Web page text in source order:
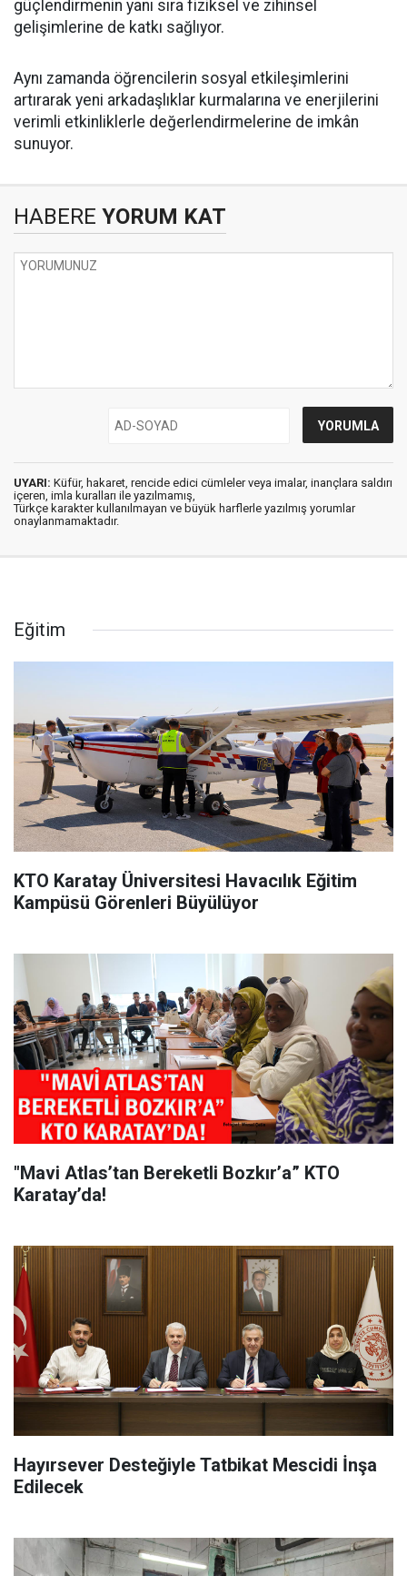
güçlendirmenin yanı sıra fiziksel ve zihinsel
gelişimlerine de katkı sağlıyor.
Aynı zamanda öğrencilerin sosyal etkileşimlerini
artırarak yeni arkadaşlıklar kurmalarına ve enerjilerini
verimli etkinliklerle değerlendirmelerine de imkân
sunuyor.
HABERE YORUM KAT
UYARI: Küfür, hakaret, rencide edici cümleler veya imalar, inançlara saldırı
içeren, imla kuralları ile yazılmamış,
Türkçe karakter kullanılmayan ve büyük harflerle yazılmış yorumlar
onaylanmamaktadır.
Eğitim
KTO Karatay Üniversitesi Havacılık Eğitim
Kampüsü Görenleri Büyülüyor
"Mavi Atlas’tan Bereketli Bozkır’a” KTO
Karatay’da!
Hayırsever Desteğiyle Tatbikat Mescidi İnşa
Edilecek